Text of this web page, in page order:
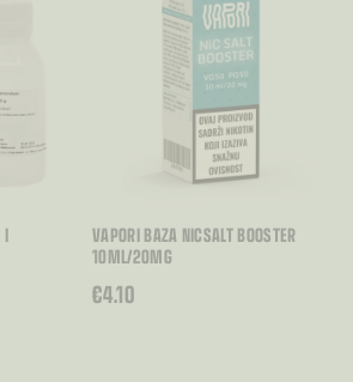
I VAPORI BAZA NICSALT BOOSTER
10ML/20MG
€4.10